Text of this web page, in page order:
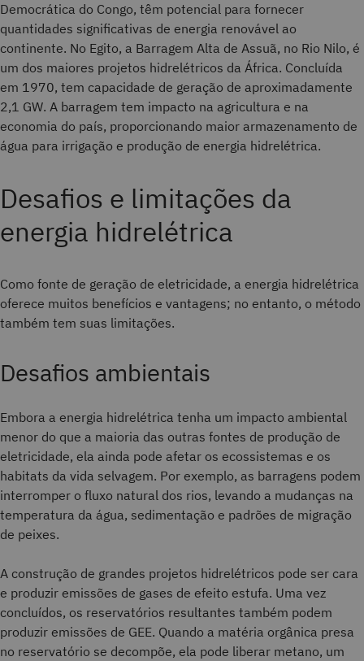
Democrática do Congo, têm potencial para fornecer
quantidades significativas de energia renovável ao
continente. No Egito, a Barragem Alta de Assuã, no Rio Nilo, é
um dos maiores projetos hidrelétricos da África. Concluída
em 1970, tem capacidade de geração de aproximadamente
2,1 GW. A barragem tem impacto na agricultura e na
economia do país, proporcionando maior armazenamento de
água para irrigação e produção de energia hidrelétrica.
Desafios e limitações da
energia hidrelétrica
Como fonte de geração de eletricidade, a energia hidrelétrica
oferece muitos benefícios e vantagens; no entanto, o método
também tem suas limitações.
Desafios ambientais
Embora a energia hidrelétrica tenha um impacto ambiental
menor do que a maioria das outras fontes de produção de
eletricidade, ela ainda pode afetar os ecossistemas e os
habitats da vida selvagem. Por exemplo, as barragens podem
interromper o fluxo natural dos rios, levando a mudanças na
temperatura da água, sedimentação e padrões de migração
de peixes.
A construção de grandes projetos hidrelétricos pode ser cara
e produzir emissões de gases de efeito estufa. Uma vez
concluídos, os reservatórios resultantes também podem
produzir emissões de GEE. Quando a matéria orgânica presa
no reservatório se decompõe, ela pode liberar metano, um